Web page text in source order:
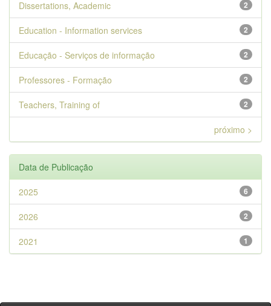
2
Dissertations, Academic
2
Education - Information services
2
Educação - Serviços de informação
2
Professores - Formação
2
Teachers, Training of
próximo >
Data de Publicação
6
2025
2
2026
1
2021